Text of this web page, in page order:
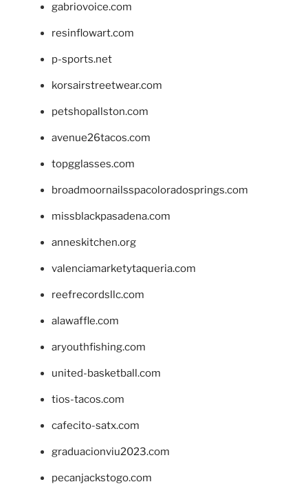
gabriovoice.com
resinflowart.com
p-sports.net
korsairstreetwear.com
petshopallston.com
avenue26tacos.com
topgglasses.com
broadmoornailsspacoloradosprings.com
missblackpasadena.com
anneskitchen.org
valenciamarketytaqueria.com
reefrecordsllc.com
alawaffle.com
aryouthfishing.com
united-basketball.com
tios-tacos.com
cafecito-satx.com
graduacionviu2023.com
pecanjackstogo.com